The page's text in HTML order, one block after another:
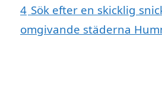
4 Sök efter en skicklig
omgivande städerna